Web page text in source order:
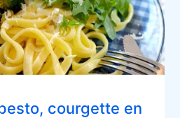
courgette en